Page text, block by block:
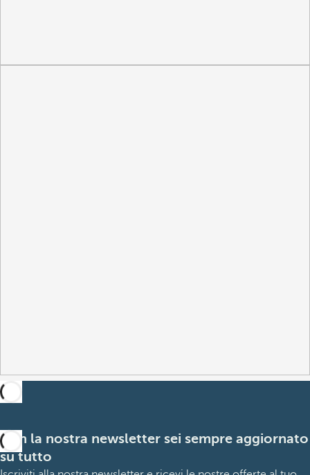
Con la nostra newsletter sei sempre aggiornato
su tutto